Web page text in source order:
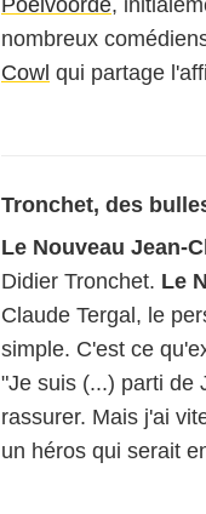
Poelvoorde,
nombreux
Cowl qui partage
Tronchet, des
Le Nouveau Jean-
Didier Tronchet. Le
Claude Tergal, le
simple. C'est ce
"Je suis (...) parti de
rassurer. Mais j'ai
un héros qui serait